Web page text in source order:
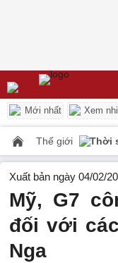
Mới nhất Xem
Thế giới Thời
Xuất bản ngày 04/02/
Mỹ, G7
đối với
Nga